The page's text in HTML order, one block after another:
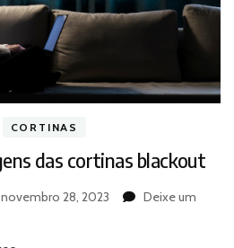
CORTINAS
das cortinas blackout
novembro 28, 2023
Deixe um